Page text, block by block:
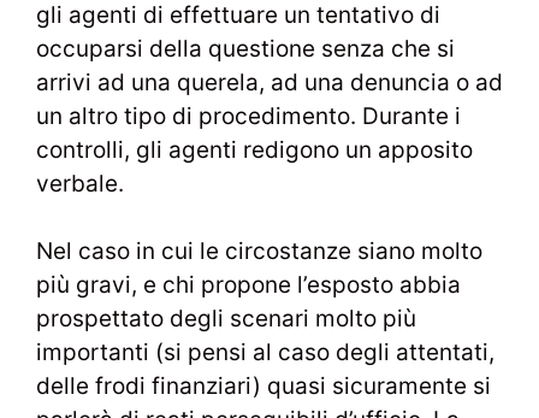
gli agenti di effettuare un tentativo di
occuparsi della questione senza che si
arrivi ad una querela, ad una denuncia o ad
un altro tipo di procedimento. Durante i
controlli, gli agenti redigono un apposito
verbale.
Nel caso in cui le circostanze siano molto
più gravi, e chi propone l’esposto abbia
prospettato degli scenari molto più
importanti (si pensi al caso degli attentati,
delle frodi finanziari) quasi sicuramente si